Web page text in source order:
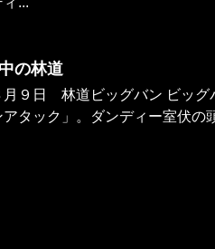
の林道
月９日 林道ビッグバン ビッ
アタック」。ダンディー室伏の